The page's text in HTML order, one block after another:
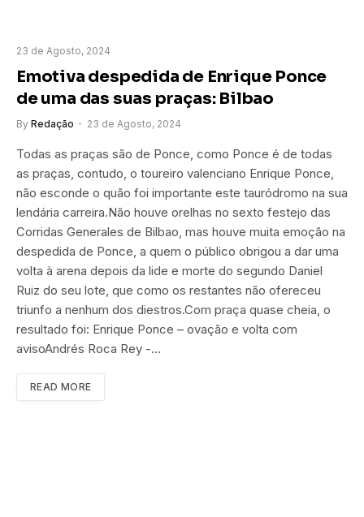
23 de Agosto, 2024
Emotiva despedida de Enrique Ponce
de uma das suas praças: Bilbao
By Redação 23 de Agosto, 2024
Todas as praças são de Ponce, como Ponce é de todas
as praças, contudo, o toureiro valenciano Enrique Ponce,
não esconde o quão foi importante este tauródromo na sua
lendária carreira.Não houve orelhas no sexto festejo das
Corridas Generales de Bilbao, mas houve muita emoção na
despedida de Ponce, a quem o público obrigou a dar uma
volta à arena depois da lide e morte do segundo Daniel
Ruiz do seu lote, que como os restantes não ofereceu
triunfo a nenhum dos diestros.Com praça quase cheia, o
resultado foi: Enrique Ponce – ovação e volta com
avisoAndrés Roca Rey -…
READ MORE